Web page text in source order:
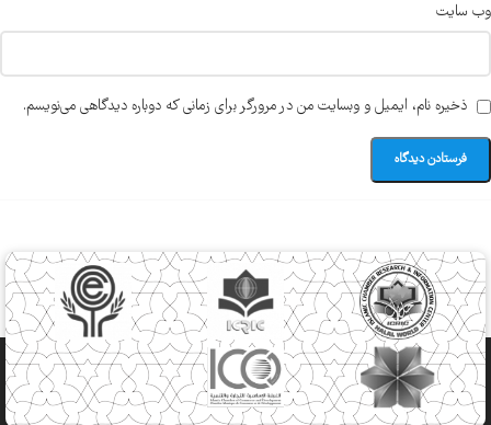
وب‌ سایت
ذخیره نام، ایمیل و وبسایت من در مرورگر برای زمانی که دوباره دیدگاهی می‌نویسم.